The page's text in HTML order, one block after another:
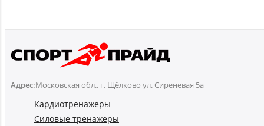
Адрес:Московская обл., г. Щёлково ул. Сиреневая 5а
Кардиотренажеры
Силовые тренажеры